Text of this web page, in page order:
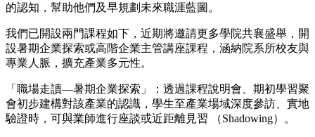
的認知，幫助他們及早規劃未來職涯藍圖。
我們已開設兩門課程如下，近期將邀請更多學院共襄盛舉，開
設暑期企業探索或高階企業主管講座課程，涵納院系所校友與
專業人脈，擴充產業多元性。
「職場走讀—暑期企業探索」：透過課程說明會、期初學習聚
會初步建構對該產業的認識，學生至產業場域深度參訪、實地
驗證時，可與業師進行座談或近距離見習 （Shadowing）。